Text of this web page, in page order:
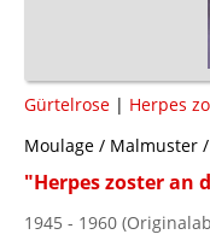
Gürtelrose | Herpes
Moulage / Malmuster
"Herpes zoster an
1945 - 1960